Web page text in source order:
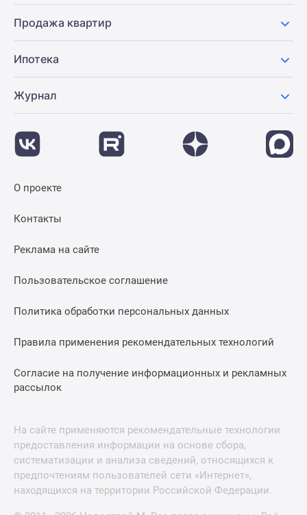
Продажа квартир
Ипотека
Журнал
О проекте
Контакты
Реклама на сайте
Пользовательское соглашение
Политика обработки персональных данных
Правила применения рекомендательных технологий
Согласие на получение информационных и рекламных
рассылок
На сайте применяются рекомендательные технологии
предоставления информации на основе сбора,
систематизации и анализа сведений, относящихся к
предпочтениям пользователей сети «Интернет»,
находящихся на территории Российской Федерации.